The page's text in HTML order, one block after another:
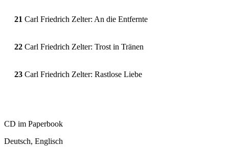
21 Carl Friedrich Zelter: An die Entfernte
22 Carl Friedrich Zelter: Trost in Tränen
23 Carl Friedrich Zelter: Rastlose Liebe
CD im Paperbook
Deutsch, Englisch